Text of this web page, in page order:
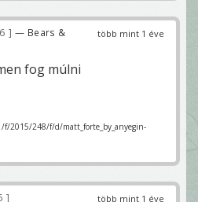
több mint 1 éve
— Bears &
fog múlni
2015/248/f/d/matt_forte_by_anyegin-
több mint 1 éve